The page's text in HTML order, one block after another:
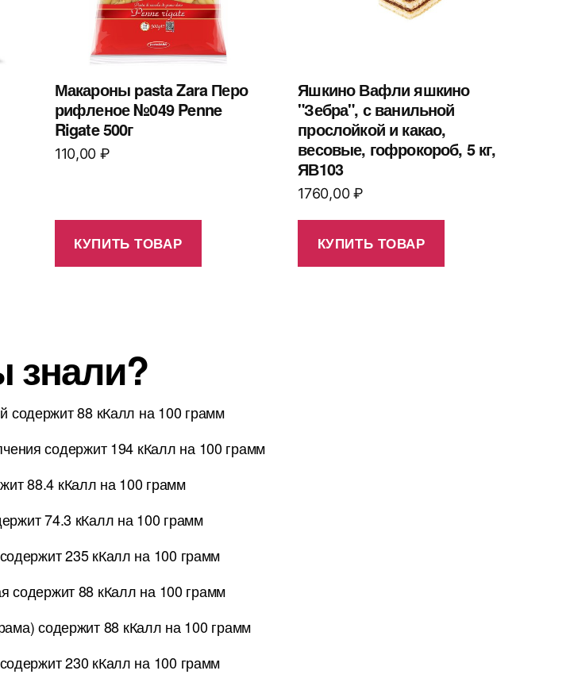
Макароны pasta Zara Перо
рифленое №049 Penne
Rigate 500г
110,00 ₽
КУПИТЬ ТОВАР
Яшкино Вафли яшкино
"Зебра", с ванильной
прослойкой и какао,
весовые, гофрокороб, 5 кг,
ЯВ103
1760,00₽
КУПИТЬ ТОВАР
знали?
содержит 88 кКалл на 100 грамм
содержит 194 кКалл на 100 грамм
88.4 кКалл на 100 грамм
74.3 кКалл на 100 грамм
235 кКалл на 100 грамм
содержит 88 кКалл на 100 грамм
содержит 88 кКалл на 100 грамм
230 кКалл на 100 грамм